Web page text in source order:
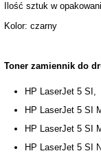
Ilość sztuk w
Kolor: czarny
Toner zamiennik do
HP LaserJet 5 SI,
HP LaserJet 5 SI
HP LaserJet 5 SI
HP LaserJet 5 SI